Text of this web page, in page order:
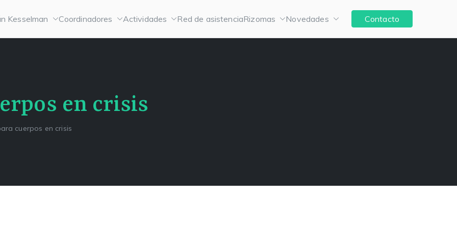
Kesselman Coordinadores Actividades Red de asistenciaRizomas Novedades Contacto
en crisis
cuerpos en crisis